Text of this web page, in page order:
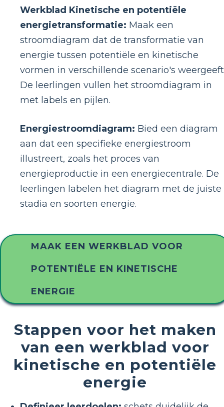
Werkblad Kinetische en potentiële
energietransformatie: Maak een
stroomdiagram dat de transformatie van
energie tussen potentiële en kinetische
vormen in verschillende scenario's
De leerlingen vullen het stroomdiagram in
met labels en pijlen.
Energiestroomdiagram: Bied een diagram
aan dat een specifieke energiestroom
illustreert, zoals het proces van
energieproductie in een energiecentrale. De
leerlingen labelen het diagram met de juiste
stadia en soorten energie.
MAAK EEN WERKBLAD VOOR
POTENTIËLE EN KINETISCHE
ENERGIE
Stappen voor het maken
van een werkblad voor
kinetische en potentiële
energie